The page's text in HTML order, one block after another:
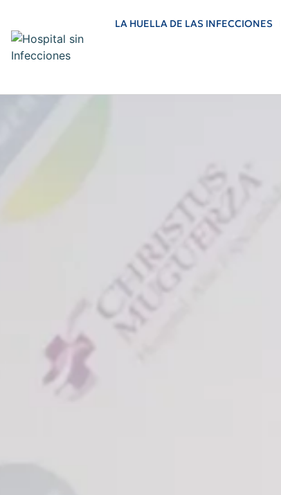
LA HUELLA DE LAS INFECCIONES